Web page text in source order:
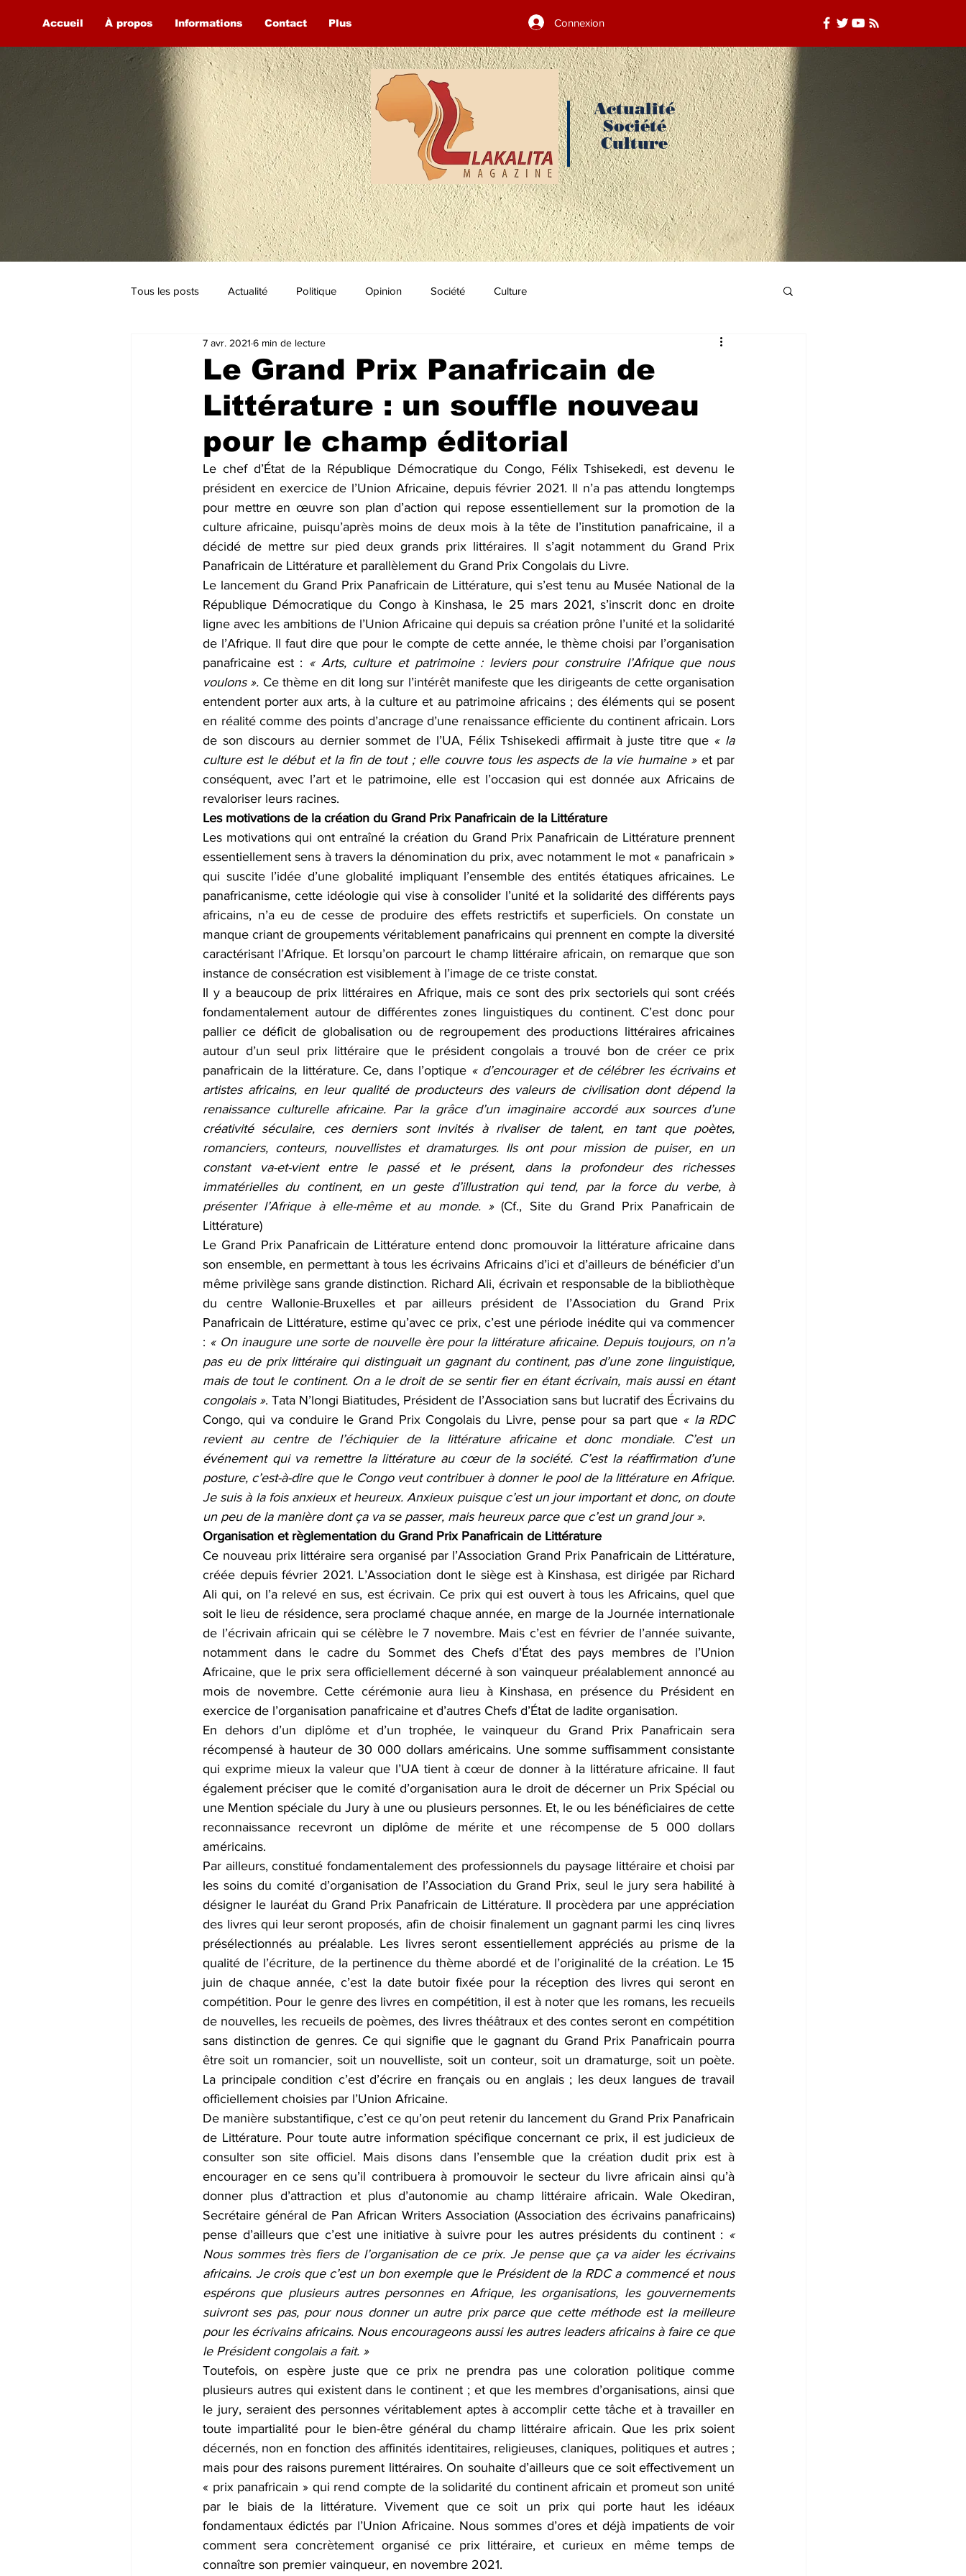
Accueil À propos Informations Contact Plus Connexion
Actualité
Société
Culture
Tous les posts Actualité Politique Opinion Société Culture
Le Grand Prix Panafricain de
Littérature : un souffle nouveau
pour le champ éditorial
7 avr. 2021 6 min de lecture
Le chef d’État de la République Démocratique du Congo, Félix Tshisekedi, est devenu le
président en exercice de l’Union Africaine, depuis février 2021. Il n’a pas attendu longtemps
pour mettre en œuvre son plan d’action qui repose essentiellement sur la promotion de la
culture africaine, puisqu’après moins de deux mois à la tête de l’institution panafricaine, il a
décidé de mettre sur pied deux grands prix littéraires. Il s’agit notamment du Grand Prix
Panafricain de Littérature et parallèlement du Grand Prix Congolais du Livre.
Le lancement du Grand Prix Panafricain de Littérature, qui s’est tenu au Musée National de la
République Démocratique du Congo à Kinshasa, le 25 mars 2021, s’inscrit donc en droite
ligne avec les ambitions de l’Union Africaine qui depuis sa création prône l’unité et la solidarité
de l’Afrique. Il faut dire que pour le compte de cette année, le thème choisi par l’organisation
panafricaine est : « Arts, culture et patrimoine : leviers pour construire l’Afrique que nous
voulons ». Ce thème en dit long sur l’intérêt manifeste que les dirigeants de cette organisation
entendent porter aux arts, à la culture et au patrimoine africains ; des éléments qui se posent
en réalité comme des points d’ancrage d’une renaissance efficiente du continent africain. Lors
de son discours au dernier sommet de l’UA, Félix Tshisekedi affirmait à juste titre que « la
culture est le début et la fin de tout ; elle couvre tous les aspects de la vie humaine » et par
conséquent, avec l’art et le patrimoine, elle est l’occasion qui est donnée aux Africains de
revaloriser leurs racines.
Les motivations de la création du Grand Prix Panafricain de la Littérature
Les motivations qui ont entraîné la création du Grand Prix Panafricain de Littérature prennent
essentiellement sens à travers la dénomination du prix, avec notamment le mot « panafricain »
qui suscite l’idée d’une globalité impliquant l’ensemble des entités étatiques africaines. Le
panafricanisme, cette idéologie qui vise à consolider l’unité et la solidarité des différents pays
africains, n’a eu de cesse de produire des effets restrictifs et superficiels. On constate un
manque criant de groupements véritablement panafricains qui prennent en compte la diversité
caractérisant l’Afrique. Et lorsqu’on parcourt le champ littéraire africain, on remarque que son
instance de consécration est visiblement à l’image de ce triste constat.
Il y a beaucoup de prix littéraires en Afrique, mais ce sont des prix sectoriels qui sont créés
fondamentalement autour de différentes zones linguistiques du continent. C’est donc pour
pallier ce déficit de globalisation ou de regroupement des productions littéraires africaines
autour d’un seul prix littéraire que le président congolais a trouvé bon de créer ce prix
panafricain de la littérature. Ce, dans l’optique « d’encourager et de célébrer les écrivains et
artistes africains, en leur qualité de producteurs des valeurs de civilisation dont dépend la
renaissance culturelle africaine. Par la grâce d’un imaginaire accordé aux sources d’une
créativité séculaire, ces derniers sont invités à rivaliser de talent, en tant que poètes,
romanciers, conteurs, nouvellistes et dramaturges. Ils ont pour mission de puiser, en un
constant va-et-vient entre le passé et le présent, dans la profondeur des richesses
immatérielles du continent, en un geste d’illustration qui tend, par la force du verbe, à
présenter l’Afrique à elle-même et au monde. » (Cf., Site du Grand Prix Panafricain de
Littérature)
Le Grand Prix Panafricain de Littérature entend donc promouvoir la littérature africaine dans
son ensemble, en permettant à tous les écrivains Africains d’ici et d’ailleurs de bénéficier d’un
même privilège sans grande distinction. Richard Ali, écrivain et responsable de la bibliothèque
du centre Wallonie-Bruxelles et par ailleurs président de l’Association du Grand Prix
Panafricain de Littérature, estime qu’avec ce prix, c’est une période inédite qui va commencer
: « On inaugure une sorte de nouvelle ère pour la littérature africaine. Depuis toujours, on n’a
pas eu de prix littéraire qui distinguait un gagnant du continent, pas d’une zone linguistique,
mais de tout le continent. On a le droit de se sentir fier en étant écrivain, mais aussi en étant
congolais ». Tata N’longi Biatitudes, Président de l’Association sans but lucratif des Écrivains du
Congo, qui va conduire le Grand Prix Congolais du Livre, pense pour sa part que « la RDC
revient au centre de l’échiquier de la littérature africaine et donc mondiale. C’est un
événement qui va remettre la littérature au cœur de la société. C’est la réaffirmation d’une
posture, c’est-à-dire que le Congo veut contribuer à donner le pool de la littérature en Afrique.
Je suis à la fois anxieux et heureux. Anxieux puisque c’est un jour important et donc, on doute
un peu de la manière dont ça va se passer, mais heureux parce que c’est un grand jour ».
Organisation et règlementation du Grand Prix Panafricain de Littérature
Ce nouveau prix littéraire sera organisé par l’Association Grand Prix Panafricain de Littérature,
créée depuis février 2021. L’Association dont le siège est à Kinshasa, est dirigée par Richard
Ali qui, on l’a relevé en sus, est écrivain. Ce prix qui est ouvert à tous les Africains, quel que
soit le lieu de résidence, sera proclamé chaque année, en marge de la Journée internationale
de l’écrivain africain qui se célèbre le 7 novembre. Mais c’est en février de l’année suivante,
notamment dans le cadre du Sommet des Chefs d’État des pays membres de l’Union
Africaine, que le prix sera officiellement décerné à son vainqueur préalablement annoncé au
mois de novembre. Cette cérémonie aura lieu à Kinshasa, en présence du Président en
exercice de l’organisation panafricaine et d’autres Chefs d’État de ladite organisation.
En dehors d’un diplôme et d’un trophée, le vainqueur du Grand Prix Panafricain sera
récompensé à hauteur de 30 000 dollars américains. Une somme suffisamment consistante
qui exprime mieux la valeur que l’UA tient à cœur de donner à la littérature africaine. Il faut
également préciser que le comité d’organisation aura le droit de décerner un Prix Spécial ou
une Mention spéciale du Jury à une ou plusieurs personnes. Et, le ou les bénéficiaires de cette
reconnaissance recevront un diplôme de mérite et une récompense de 5 000 dollars
américains.
Par ailleurs, constitué fondamentalement des professionnels du paysage littéraire et choisi par
les soins du comité d’organisation de l’Association du Grand Prix, seul le jury sera habilité à
désigner le lauréat du Grand Prix Panafricain de Littérature. Il procèdera par une appréciation
des livres qui leur seront proposés, afin de choisir finalement un gagnant parmi les cinq livres
présélectionnés au préalable. Les livres seront essentiellement appréciés au prisme de la
qualité de l’écriture, de la pertinence du thème abordé et de l’originalité de la création. Le 15
juin de chaque année, c’est la date butoir fixée pour la réception des livres qui seront en
compétition. Pour le genre des livres en compétition, il est à noter que les romans, les recueils
de nouvelles, les recueils de poèmes, des livres théâtraux et des contes seront en compétition
sans distinction de genres. Ce qui signifie que le gagnant du Grand Prix Panafricain pourra
être soit un romancier, soit un nouvelliste, soit un conteur, soit un dramaturge, soit un poète.
La principale condition c’est d’écrire en français ou en anglais ; les deux langues de travail
officiellement choisies par l’Union Africaine.
De manière substantifique, c’est ce qu’on peut retenir du lancement du Grand Prix Panafricain
de Littérature. Pour toute autre information spécifique concernant ce prix, il est judicieux de
consulter son site officiel. Mais disons dans l’ensemble que la création dudit prix est à
encourager en ce sens qu’il contribuera à promouvoir le secteur du livre africain ainsi qu’à
donner plus d’attraction et plus d’autonomie au champ littéraire africain. Wale Okediran,
Secrétaire général de Pan African Writers Association (Association des écrivains panafricains)
pense d’ailleurs que c’est une initiative à suivre pour les autres présidents du continent : «
Nous sommes très fiers de l’organisation de ce prix. Je pense que ça va aider les écrivains
africains. Je crois que c’est un bon exemple que le Président de la RDC a commencé et nous
espérons que plusieurs autres personnes en Afrique, les organisations, les gouvernements
suivront ses pas, pour nous donner un autre prix parce que cette méthode est la meilleure
pour les écrivains africains. Nous encourageons aussi les autres leaders africains à faire ce que
le Président congolais a fait. »
Toutefois, on espère juste que ce prix ne prendra pas une coloration politique comme
plusieurs autres qui existent dans le continent ; et que les membres d’organisations, ainsi que
le jury, seraient des personnes véritablement aptes à accomplir cette tâche et à travailler en
toute impartialité pour le bien-être général du champ littéraire africain. Que les prix soient
décernés, non en fonction des affinités identitaires, religieuses, claniques, politiques et autres ;
mais pour des raisons purement littéraires. On souhaite d’ailleurs que ce soit effectivement un
« prix panafricain » qui rend compte de la solidarité du continent africain et promeut son unité
par le biais de la littérature. Vivement que ce soit un prix qui porte haut les idéaux
fondamentaux édictés par l’Union Africaine. Nous sommes d’ores et déjà impatients de voir
comment sera concrètement organisé ce prix littéraire, et curieux en même temps de
connaître son premier vainqueur, en novembre 2021.